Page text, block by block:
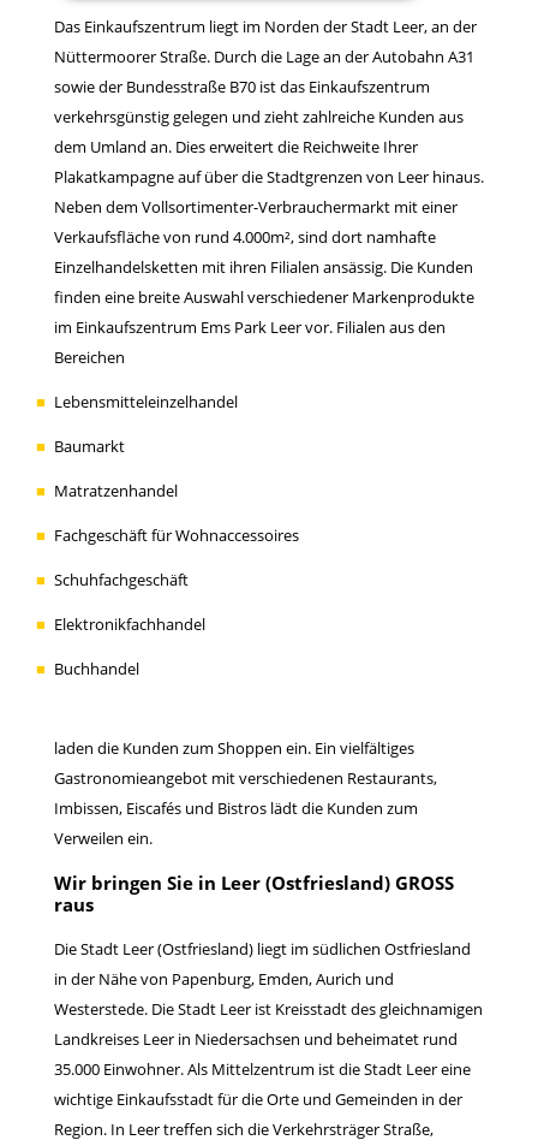
Das Einkaufszentrum liegt im Norden der Stadt Leer, an der
Nüttermoorer Straße. Durch die Lage an der Autobahn A31
sowie der Bundesstraße B70 ist das Einkaufszentrum
verkehrsgünstig gelegen und zieht zahlreiche Kunden aus
dem Umland an. Dies erweitert die Reichweite Ihrer
Plakatkampagne auf über die Stadtgrenzen von Leer hinaus.
Neben dem Vollsortimenter-Verbrauchermarkt mit einer
Verkaufsfläche von rund 4.000m², sind dort namhafte
Einzelhandelsketten mit ihren Filialen ansässig. Die Kunden
finden eine breite Auswahl verschiedener Markenprodukte
im Einkaufszentrum Ems Park Leer vor. Filialen aus den
Bereichen
Lebensmitteleinzelhandel
Baumarkt
Matratzenhandel
Fachgeschäft für Wohnaccessoires
Schuhfachgeschäft
Elektronikfachhandel
Buchhandel
laden die Kunden zum Shoppen ein. Ein vielfältiges
Gastronomieangebot mit verschiedenen Restaurants,
Imbissen, Eiscafés und Bistros lädt die Kunden zum
Verweilen ein.
Wir bringen Sie in Leer (Ostfriesland) GROSS
raus
Die Stadt Leer (Ostfriesland) liegt im südlichen Ostfriesland
in der Nähe von Papenburg, Emden, Aurich und
Westerstede. Die Stadt Leer ist Kreisstadt des gleichnamigen
Landkreises Leer in Niedersachsen und beheimatet rund
35.000 Einwohner. Als Mittelzentrum ist die Stadt Leer eine
wichtige Einkaufsstadt für die Orte und Gemeinden in der
Region. In Leer treffen sich die Verkehrsträger Straße,